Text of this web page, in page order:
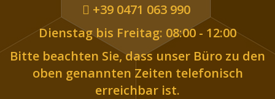
+39 0471 063 990
Dienstag bis Freitag: 08:00 - 12:00
Bitte beachten Sie, dass unser Büro zu den
oben genannten Zeiten telefonisch
erreichbar ist.